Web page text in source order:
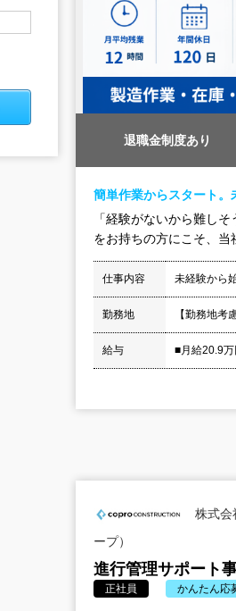
退職金制度あり
簡単作業からスタート。
「経験がないから難し
をお持ちの方にこそ、当
仕事内容 未経験から
勤務地 【勤務地考
給与 ■月給20.9
株式会
ープ）
進行管理サポート
正社員 かんたん応